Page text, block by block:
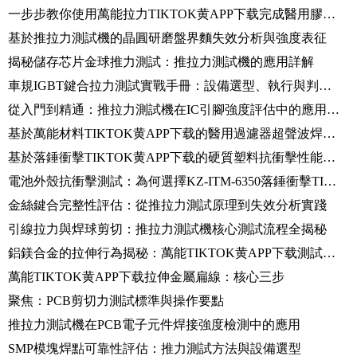
一步步教你使用萬能拉力TIKTOK黄APP下载完成醫用膠水粘結測試
基於推拉力測試機的晶圓研磨盤界麵失效分析與強度表征
揭秘儲存芯片金球推力測試：推拉力測試機的應用詳解
車規IGBT鍵合拉力測試實戰手冊：設備選型、執行與判據詳解
從入門到精通：推拉力測試機在IC引腳強度評估中的應用寶典
基於萬能材料TIKTOK黄APP下载的醫用過濾器超聲波焊接質量評估
基於落錘衝擊TIKTOK黄APP下载的硬質塑料抗衝擊性能研究與數據分析
電池外殼抗衝擊測試：為何選擇KZ-ITM-6350落錘衝擊TIKTOK黄APP下载？
金絲鍵合完整性評估：從推拉力測試原理到失效分析實踐
引線拉力與焊球剪切：推拉力測試機核心測試流程全揭秘
鋁鎂合金的拉伸行為揭秘：萬能TIKTOK黄APP下载測試中的曲線解讀與性能分析
萬能TIKTOK黄APP下载拉伸金屬扁線：核心三步
聚焦：PCB剪切力測試標準與操作要點
推拉力測試機在PCB電子元件焊接強度檢測中的應用
SMP模塊焊點可靠性評估：推力測試方法與設備選型